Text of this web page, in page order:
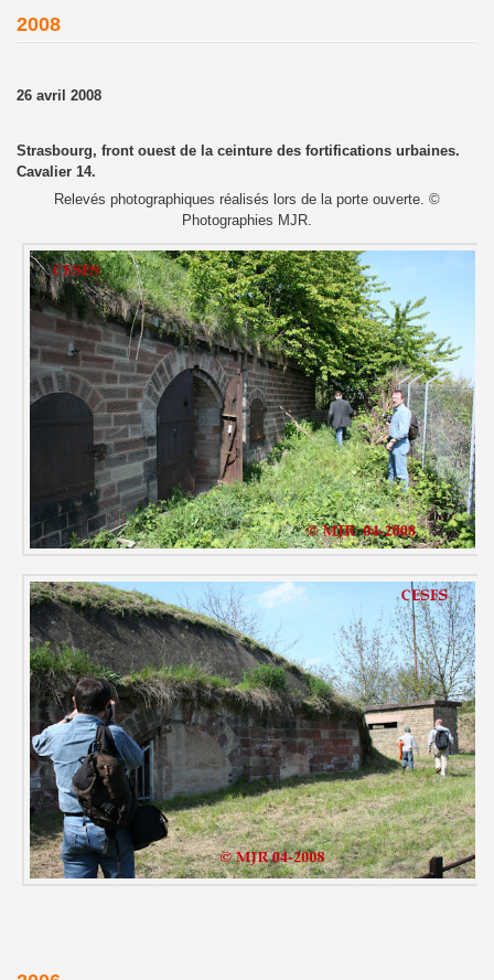
2008
26 avril 2008
Strasbourg, front ouest de la ceinture des fortifications urbaines.
Cavalier 14.
Relevés photographiques réalisés lors de la porte ouverte. ©
Photographies MJR.